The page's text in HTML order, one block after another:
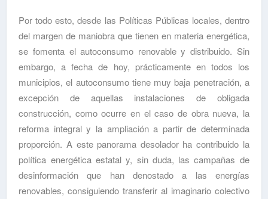
Por todo esto, desde las Políticas Públicas locales, dentro
del margen de maniobra que tienen en materia energética,
se fomenta el autoconsumo renovable y distribuido. Sin
embargo, a fecha de hoy, prácticamente en todos los
municipios, el autoconsumo tiene muy baja penetración, a
excepción de aquellas instalaciones de obligada
construcción, como ocurre en el caso de obra nueva, la
reforma integral y la ampliación a partir de determinada
proporción. A este panorama desolador ha contribuido la
política energética estatal y, sin duda, las campañas de
desinformación que han denostado a las energías
renovables, consiguiendo transferir al imaginario colectivo